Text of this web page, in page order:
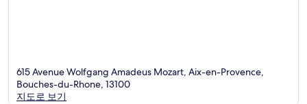
615 Avenue Wolfgang Amadeus Mozart, Aix-en-Provence,
Bouches-du-Rhone, 13100
지도로 보기